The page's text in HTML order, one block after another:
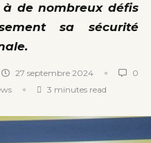
de nombreux défis
sa sécurité
27 septembre 2024
0
3 minutes read